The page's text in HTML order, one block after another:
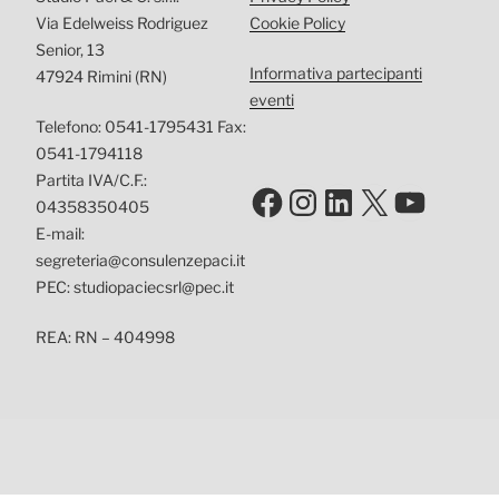
Via Edelweiss Rodriguez
Senior, 13
47924 Rimini (RN)
Telefono: 0541-1795431 Fax:
0541-1794118
Partita IVA/C.F.:
04358350405
E-mail:
segreteria@consulenzepaci.it
PEC: studiopaciecsrl@pec.it
REA: RN – 404998
Cookie Policy
Informativa partecipanti
eventi
Facebook
Instagram
LinkedIn
X